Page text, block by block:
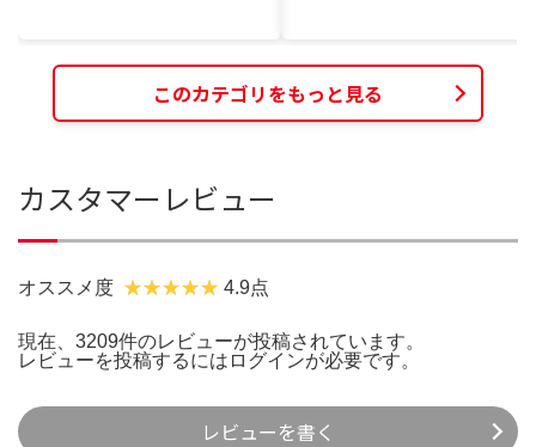
このカテゴリをもっと見る
カスタマーレビュー
オススメ度 4.9点
現在、3209件のレビューが投稿されています。
レビューを投稿するには ログインが必要です。
レビューを書く